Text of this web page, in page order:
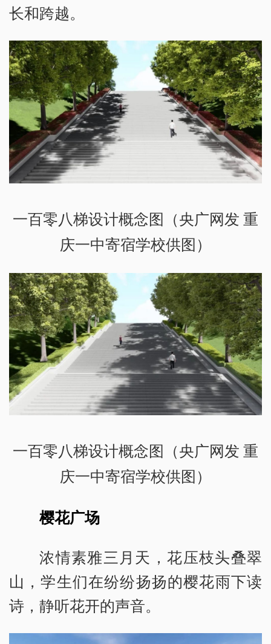
长和跨越。
一百零八梯设计概念图（央广网发 重
庆一中寄宿学校供图）
一百零八梯设计概念图（央广网发 重
庆一中寄宿学校供图）
樱花广场
浓情素雅三月天，花压枝头叠翠
山，学生们在纷纷扬扬的樱花雨下读
诗，静听花开的声音。